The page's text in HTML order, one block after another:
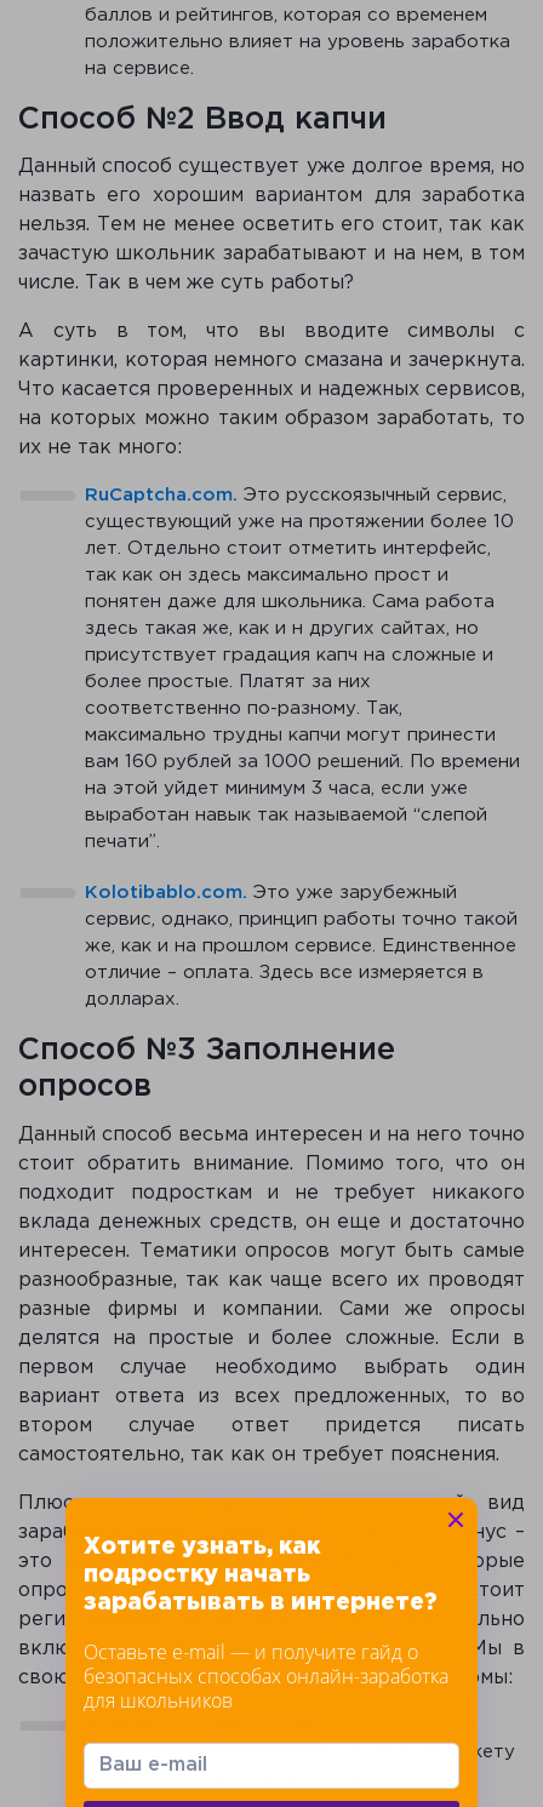
баллов и рейтингов, которая со временем
положительно влияет на уровень заработка
на сервисе.
Способ №2 Ввод капчи
Данный способ существует уже долгое время, но
назвать его хорошим вариантом для заработка
нельзя. Тем не менее осветить его стоит, так как
зачастую школьник зарабатывают и на нем, в том
числе. Так в чем же суть работы?
А суть в том, что вы вводите символы с
картинки, которая немного смазана и зачеркнута.
Что касается проверенных и надежных сервисов,
на которых можно таким образом заработать, то
их не так много:
RuCaptcha.com. Это русскоязычный сервис,
существующий уже на протяжении более 10
лет. Отдельно стоит отметить интерфейс,
так как он здесь максимально прост и
понятен даже для школьника. Сама работа
здесь такая же, как и н других сайтах, но
присутствует градация капч на сложные и
более простые. Платят за них
соответственно по-разному. Так,
максимально трудны капчи могут принести
вам 160 рублей за 1000 решений. По времени
на этой уйдет минимум 3 часа, если уже
выработан навык так называемой “слепой
печати”.
Kolotibablo.com. Это уже зарубежный
сервис, однако, принцип работы точно такой
же, как и на прошлом сервисе. Единственное
отличие – оплата. Здесь все измеряется в
долларах.
Способ №3 Заполнение
опросов
Данный способ весьма интересен и на него точно
стоит обратить внимание. Помимо того, что он
подходит подросткам и не требует никакого
вклада денежных средств, он еще и достаточно
интересен. Тематики опросов могут быть самые
разнообразные, так как чаще всего их проводят
разные фирмы и компании. Сами же опросы
делятся на простые и более сложные. Если в
первом случае необходимо выбрать один
вариант ответа из всех предложенных, то во
втором случае ответ придется писать
самостоятельно, так как он требует пояснения.
Плюсом можно считать то, что такой вид
заработка можно совмещать с учебой, а минус –
это возрастные ограничения 18+ на некоторые
опросниках. Но тем не менее стоит
регистрироваться на таких сайтах и обязательно
включать уведомления о новых заданиях. Мы в
свою очередь советуем следующие платформы:
высокооплачиваемых сайтов. За одну анкету
Хотите узнать, как
подростку начать
зарабатывать в интернете?
Оставьте e-mail — и получите гайд о
безопасных способах онлайн-заработка
для школьников